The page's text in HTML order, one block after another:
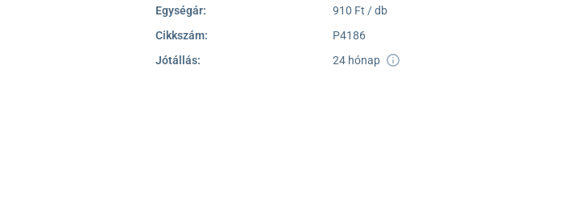
Egységár:
910 Ft / db
Cikkszám:
P4186
Jótállás:
24 hónap